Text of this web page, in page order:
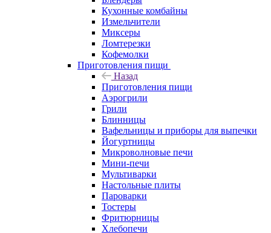
Кухонные комбайны
Измельчители
Миксеры
Ломтерезки
Кофемолки
Приготовления пищи
Назад
Приготовления пищи
Аэрогрили
Грили
Блинницы
Вафельницы и приборы для выпечки
Йогуртницы
Микроволновые печи
Мини-печи
Мультиварки
Настольные плиты
Пароварки
Тостеры
Фритюрницы
Хлебопечи